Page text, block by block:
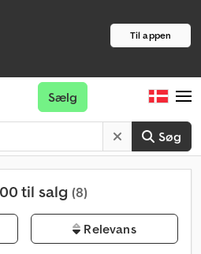
Til appen
Søg
Sælg
til salg (8)
Relevans